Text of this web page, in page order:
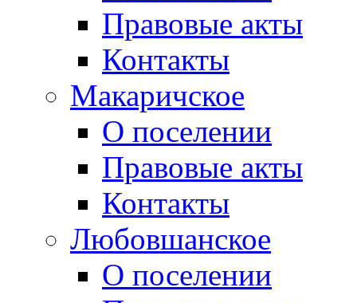
Правовые акты
Контакты
Макаричское
О поселении
Правовые акты
Контакты
Любовшанское
О поселении